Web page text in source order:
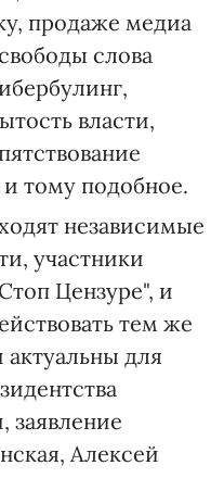
продаже медиа
слова
власти,
тому подобное.
независимые
участники
Цензуре", и
тем же
для
заявление
Алексей